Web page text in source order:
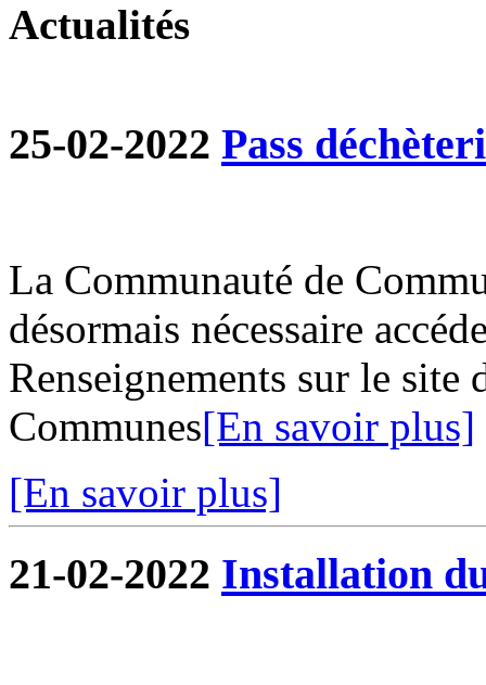
Actualités
25-02-2022 Pass
La Communauté de
désormais nécessaire
Renseignements sur le site
Communes[En savoir plus]
[En savoir plus]
21-02-2022 Installation